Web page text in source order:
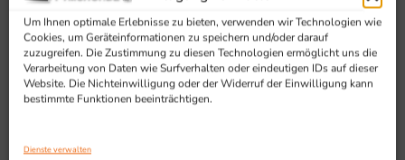
Um Ihnen optimale Erlebnisse zu bieten, verwenden wir Technologien wie
Cookies, um Geräteinformationen zu speichern und/oder darauf
zuzugreifen. Die Zustimmung zu diesen Technologien ermöglicht uns die
Verarbeitung von Daten wie Surfverhalten oder eindeutigen IDs auf dieser
Website. Die Nichteinwilligung oder der Widerruf der Einwilligung kann
bestimmte Funktionen beeinträchtigen.
Dienste verwalten
Vor-Ort Service